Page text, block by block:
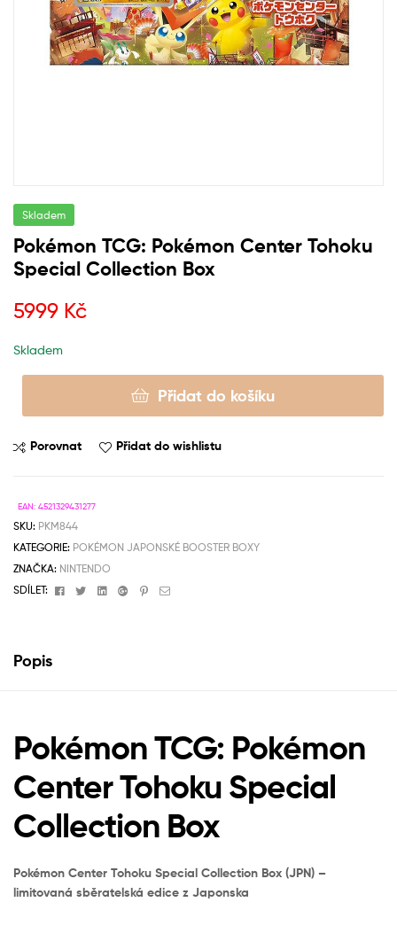
Skladem
Pokémon TCG: Pokémon Center Tohoku
Special Collection Box
5999 Kč
Skladem
Přidat do košíku
Porovnat Přidat do wishlistu
EAN: 4521329431277
SKU: PKM844
KATEGORIE: POKÉMON JAPONSKÉ BOOSTER BOXY
ZNAČKA: NINTENDO
SDÍLET:
FacebookTwitterLinkedinGoogle+Pinterest
Email
Popis
Pokémon TCG: Pokémon
Center Tohoku Special
Collection Box
Pokémon Center Tohoku Special Collection Box (JPN) –
limitovaná sběratelská edice z Japonska